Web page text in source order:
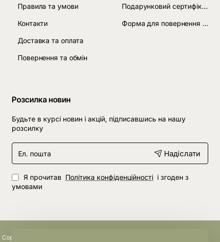
Правила та умови
Контакти
Доставка та оплата
Повернення та обмін
Подарунковий сертифікат
Форма для повернення товару
Розсилка новин
Будьте в курсі новин і акцій, підписавшись на нашу
розсилку
Ел.
пошта
Надіслати
Я прочитав Політика конфіденційності і згоден з
умовами
Copyright © 2024, створено студією